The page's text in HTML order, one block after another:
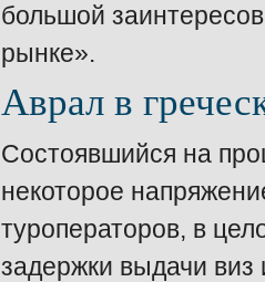
большой
рынке».
Аврал в
Состоявшийся на
некоторое
туроператоров, в
задержки выдачи